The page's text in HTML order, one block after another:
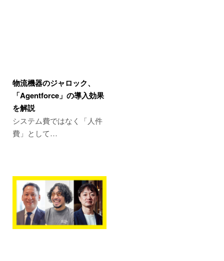
物流機器のジャロック、
「Agentforce」の導入効果
を解説
システム費ではなく「人件
費」として…